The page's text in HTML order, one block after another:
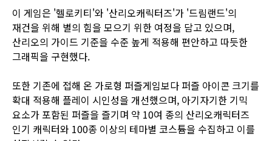
이 게임은 '헬로키티'와 '산리오캐릭터즈'가 '드림랜드'의
재건을 위해 별의 힘을 모으기 위한 여정을 담고 있으며,
산리오의 가이드 기준을 수준 높게 적용해 편안하고 따듯한
그래픽을 구현했다.
또한 기존에 접해 온 가로형 퍼즐게임보다 퍼즐 아이콘 크기를
확대 적용해 플레이 시인성을 개선했으며, 아기자기한 기믹
요소가 포함된 퍼즐을 즐기며 약 10여 종의 산리오캐릭터즈
인기 캐릭터와 100종 이상의 테마별 코스튬을 수집하고 이를